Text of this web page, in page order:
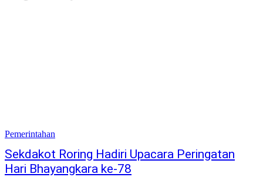
Pemerintahan
Sekdakot Roring Hadiri Upacara Peringatan
Hari Bhayangkara ke-78